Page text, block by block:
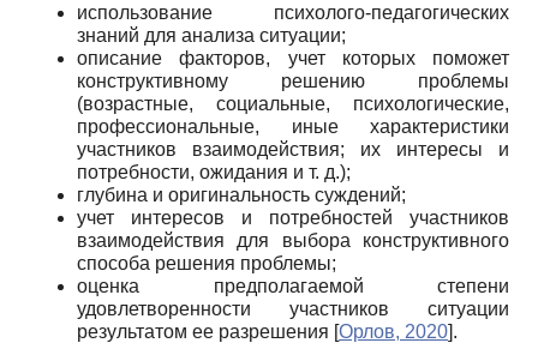
использование психолого-педагогических
знаний для анализа ситуации;
описание факторов, учет которых поможет
конструктивному решению проблемы
(возрастные, социальные, психологические,
профессиональные, иные характеристики
участников взаимодействия; их интересы и
потребности, ожидания и т. д.);
глубина и оригинальность суждений;
учет интересов и потребностей участников
взаимодействия для выбора конструктивного
способа решения проблемы;
оценка предполагаемой степени
удовлетворенности участников ситуации
результатом ее разрешения [Орлов, 2020].